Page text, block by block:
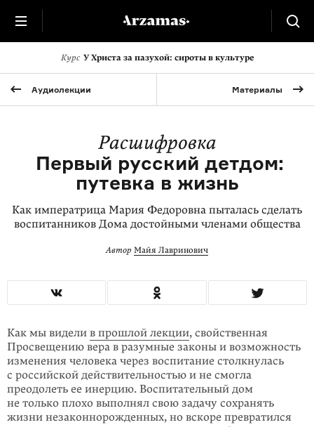
Курс У Христа за пазухой: сироты в культуре
Аудиолекции Материалы
Расшифровка
Первый русский детдом:
путевка в жизнь
Как императрица Мария Федоровна пыталась сделать
воспитанников Дома достойными членами общества
Автор Майя Лавринович
Как мы видели в прошлой лекции, свой­ственная
Просвещению вера в разумные законы и возможность
изменения человека через воспита­ние столкну­лась
с российской действи­тельностью и не смогла
преодолеть ее инер­цию. Воспита­тельный дом
не только плохо выполнял свою задачу сохранять
жизни незакон­норожденных, но вскоре пре­вратился